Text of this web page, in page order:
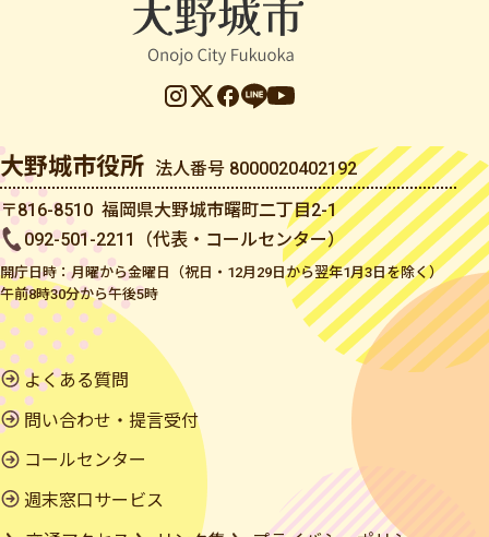
大野城市役所 法人番号 8000020402192
〒816-8510 福岡県大野城市曙町二丁目2-1
092-501-2211（代表・コールセンター）
開庁日時：月曜から金曜日（祝日・12月29日から翌年1月3日を除く）
午前8時30分から午後5時
よくある質問
問い合わせ・提言受付
コールセンター
週末窓口サービス